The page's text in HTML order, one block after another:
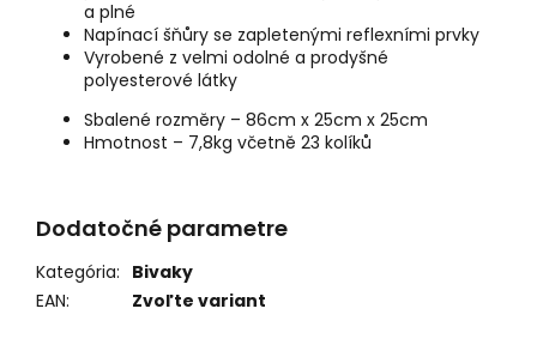
a plné
Napínací šňůry se zapletenými reflexními prvky
Vyrobené z velmi odolné a prodyšné
polyesterové látky
Sbalené rozměry – 86cm x 25cm x 25cm
Hmotnost – 7,8kg včetně 23 kolíků
Dodatočné parametre
Kategória: Bivaky
EAN: Zvoľte variant